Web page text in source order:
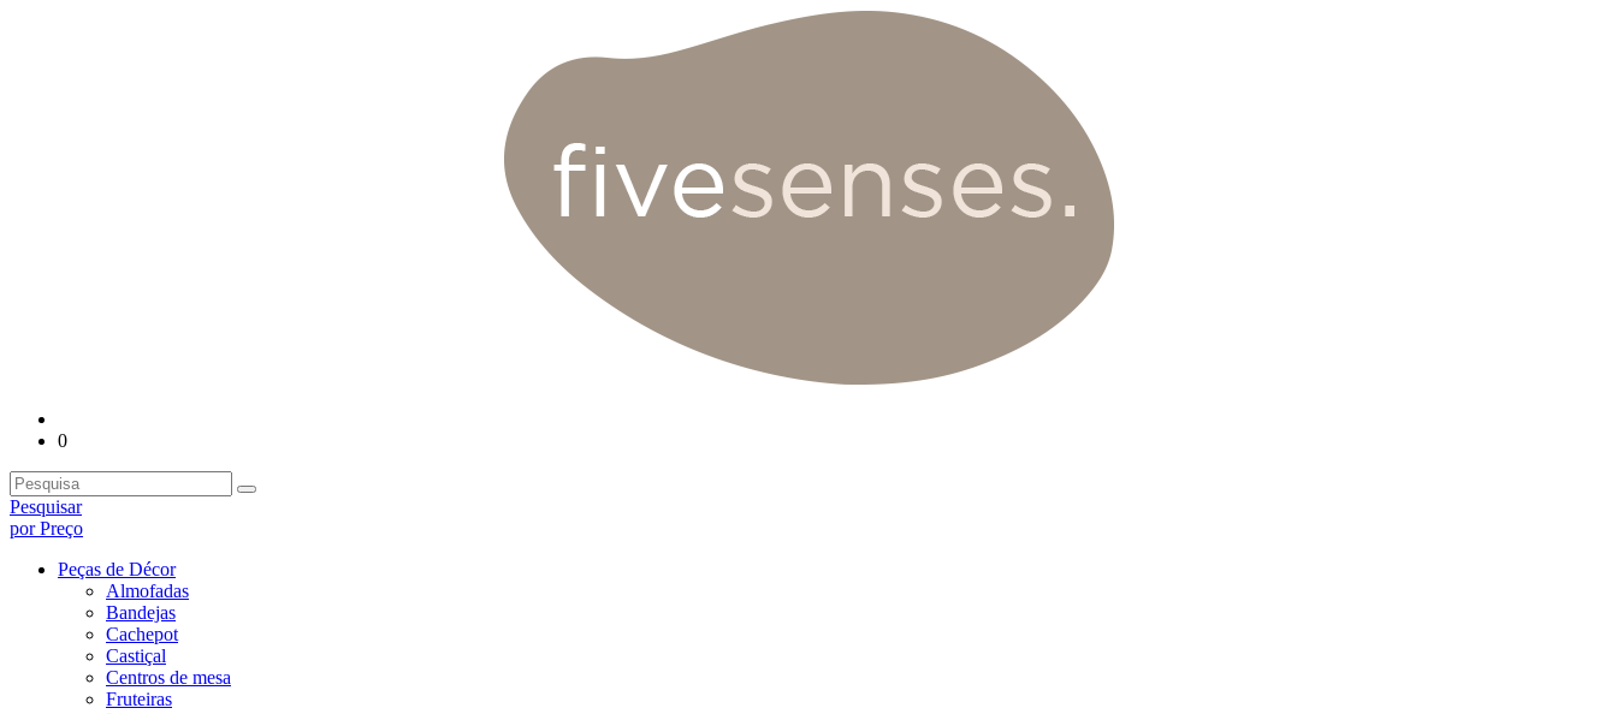
0
Pesquisar
por Preço
Peças de Décor
Almofadas
Bandejas
Cachepot
Castiçal
Centros de mesa
Fruteiras